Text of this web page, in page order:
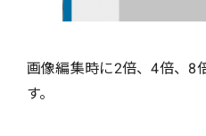
画像編集時に2倍、4倍、8
す。